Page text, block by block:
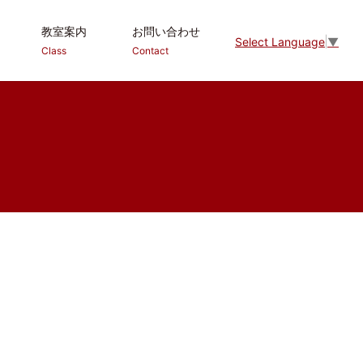
Select Language ▼
教室案内
Class
お問い合わせ
Contact